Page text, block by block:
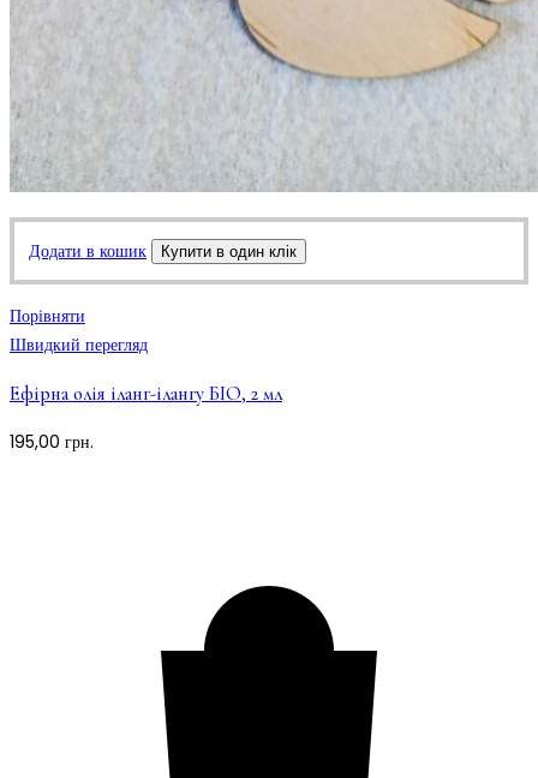
Додати в кошик Купити в один клік
Порівняти
Швидкий перегляд
Ефірна олія іланг-ілангу БІО, 2 мл
195,00 грн.